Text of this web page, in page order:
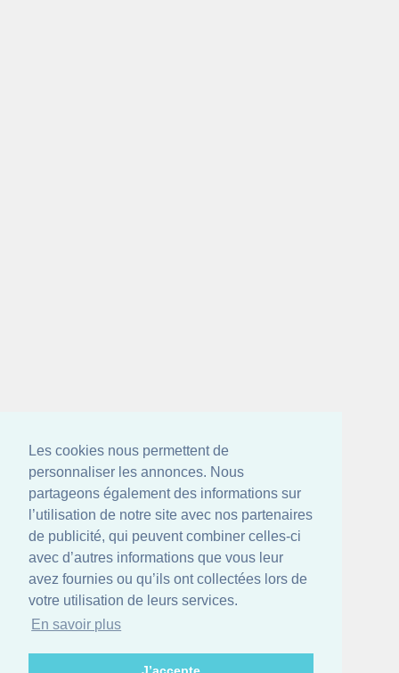
Les cookies nous permettent de
personnaliser les annonces. Nous
partageons également des informations sur
l’utilisation de notre site avec nos partenaires
de publicité, qui peuvent combiner celles-ci
avec d’autres informations que vous leur
avez fournies ou qu’ils ont collectées lors de
votre utilisation de leurs services.
En savoir plus